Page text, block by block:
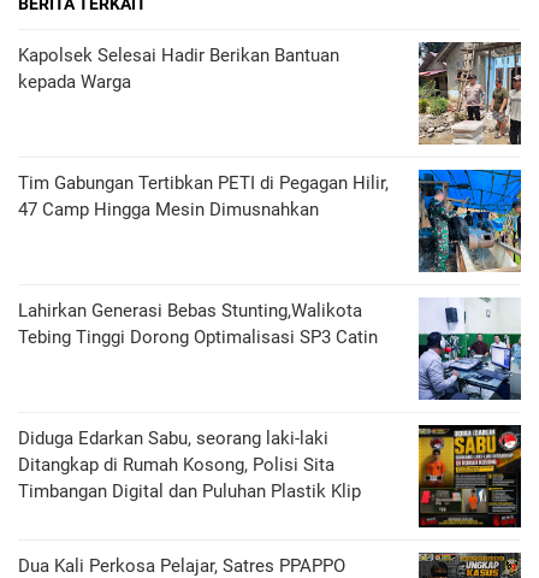
Kapolsek Selesai Hadir Berikan Bantuan
kepada Warga
Tim Gabungan Tertibkan PETI di Pegagan Hilir,
47 Camp Hingga Mesin Dimusnahkan
Lahirkan Generasi Bebas Stunting,Walikota
Tebing Tinggi Dorong Optimalisasi SP3 Catin
Diduga Edarkan Sabu, seorang laki-laki
Ditangkap di Rumah Kosong, Polisi Sita
Timbangan Digital dan Puluhan Plastik Klip
Dua Kali Perkosa Pelajar, Satres PPAPPO